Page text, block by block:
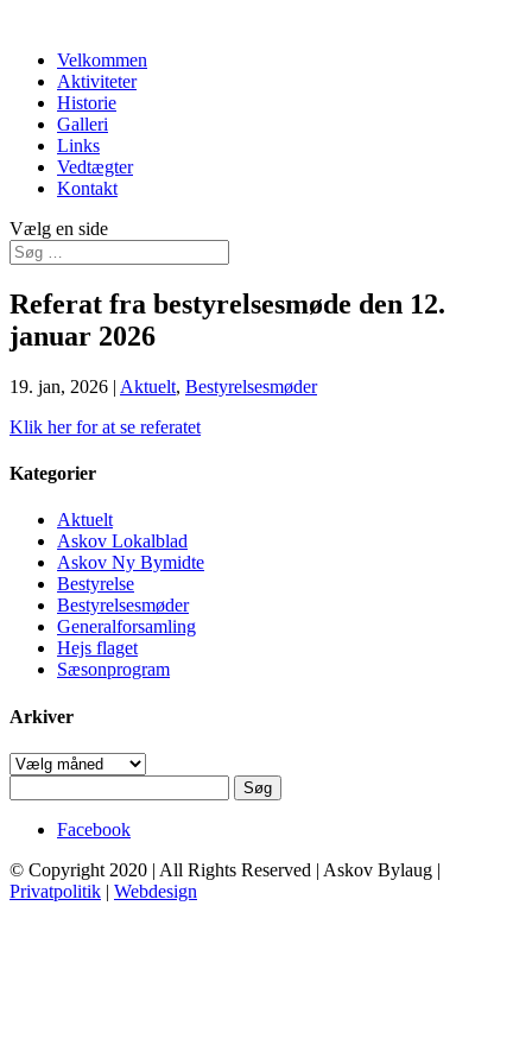
Velkommen
Aktiviteter
Historie
Galleri
Links
Vedtægter
Kontakt
Vælg en side
Referat fra bestyrelsesmøde den 12.
januar 2026
19. jan, 2026 | Aktuelt, Bestyrelsesmøder
Klik her for at se referatet
Kategorier
Aktuelt
Askov Lokalblad
Askov Ny Bymidte
Bestyrelse
Bestyrelsesmøder
Generalforsamling
Hejs flaget
Sæsonprogram
Arkiver
Arkiver
efter:
Facebook
© Copyright 2020 | All Rights Reserved | Askov Bylaug |
Privatpolitik | Webdesign